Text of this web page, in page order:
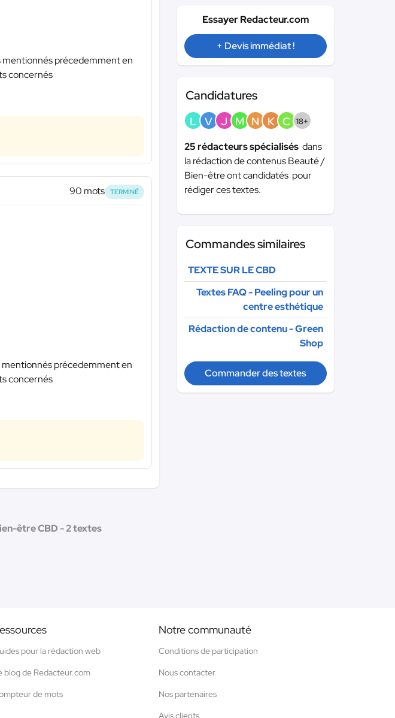
mentionnés précedemment en
concernés
90 mots TERMINÉ
mentionnés précedemment en
concernés
Essayer Redacteur.com
+ Devis immédiat !
Candidatures
L V J M N K C 18+
25 rédacteurs spécialisés dans
la rédaction de contenus Beauté /
Bien-être ont candidatés pour
rédiger ces textes.
Commandes similaires
TEXTE SUR LE CBD
Textes FAQ - Peeling pour un
centre esthétique
Rédaction de contenu - Green
Shop
Commander des textes
être CBD - 2 textes
pour la rédaction web
blog de Redacteur.com
de mots
Notre communauté
Conditions de participation
Nous contacter
Nos partenaires
Avis clients